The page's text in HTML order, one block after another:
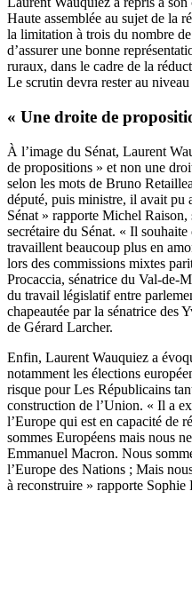
Haute assemblée au sujet de la
la limitation à trois du nombre
d’assurer une bonne
ruraux, dans le cadre de la
Le scrutin devra rester au niveau
« Une droite de
À l’image du Sénat, Laurent
de propositions » et non une
selon les mots de Bruno
député, puis ministre, il avait pu
Sénat » rapporte Michel Raison,
secrétaire du Sénat. « Il souhaite
travaillent beaucoup plus en
lors des commissions mixtes
Procaccia, sénatrice du Val-de-
du travail législatif entre
chapeautée par la sénatrice des
de Gérard Larcher.
Enfin, Laurent Wauquiez a
notamment les élections
risque pour Les Républicains
construction de l’Union. « Il a
l’Europe qui est en capacité de
sommes Européens mais nous
Emmanuel Macron. Nous
l’Europe des Nations ; Mais
à reconstruire » rapporte Sophie